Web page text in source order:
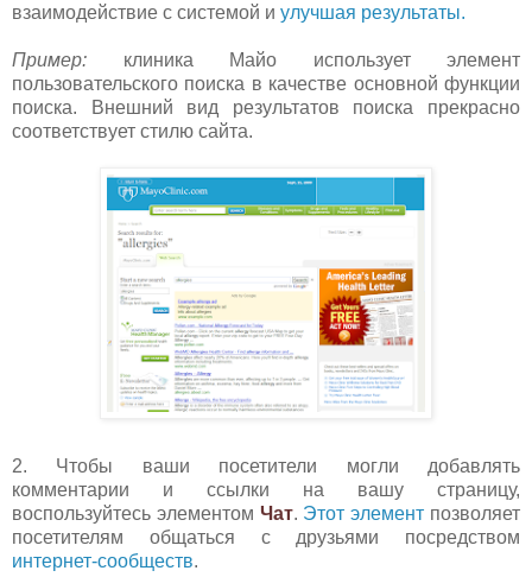
взаимодействие с системой и улучшая результаты.
Пример: клиника Майо использует элемент
пользовательского поиска в качестве основной функции
поиска. Внешний вид результатов поиска прекрасно
соответствует стилю сайта.
2. Чтобы ваши посетители могли добавлять
комментарии и ссылки на вашу страницу,
воспользуйтесь элементом Чат. Этот элемент позволяет
посетителям общаться с друзьями посредством
интернет-сообществ.